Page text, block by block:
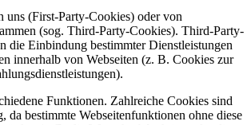
uns (First-Party-Cookies) oder von
(sog. Third-Party-Cookies). Third-Party-
die Einbindung bestimmter Dienstleistungen
innerhalb von Webseiten (z. B. Cookies zur
Funktionen. Zahlreiche Cookies sind
da bestimmte Webseitenfunktionen ohne diese